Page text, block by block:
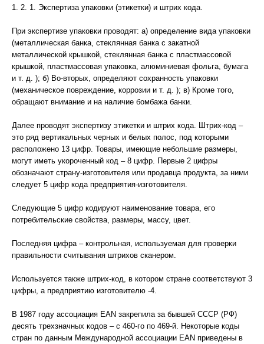
1. 2. 1. Экспертиза упаковки (этикетки) и штрих кода.
При экспертизе упаковки проводят: а) определение вида упаковки
(металлическая банка, стеклянная банка с закатной
металлической крышкой, стеклянная банка с пластмассовой
крышкой, пластмассовая упаковка, алюминиевая фольга, бумага
и т. д. ); б) Во-вторых, определяют сохранность упаковки
(механическое повреждение, коррозии и т. д. ); в) Кроме того,
обращают внимание и на наличие бомбажа банки.
Далее проводят экспертизу этикетки и штрих кода. Штрих-код –
это ряд вертикальных черных и белых полос, под которыми
расположено 13 цифр. Товары, имеющие небольшие размеры,
могут иметь укороченный код – 8 цифр. Первые 2 цифры
обозначают страну-изготовителя или продавца продукта, за ними
следует 5 цифр кода предприятия-изготовителя.
Следующие 5 цифр кодируют наименование товара, его
потребительские свойства, размеры, массу, цвет.
Последняя цифра – контрольная, используемая для проверки
правильности считывания штрихов сканером.
Используется также штрих-код, в котором стране соответствуют 3
цифры, а предприятию изготовителю -4.
В 1987 году ассоциация ЕАN закрепила за бывшей СССР (РФ)
десять трехзначных кодов – с 460-го по 469-й. Некоторые коды
стран по данным Международной ассоциации ЕАN приведены в